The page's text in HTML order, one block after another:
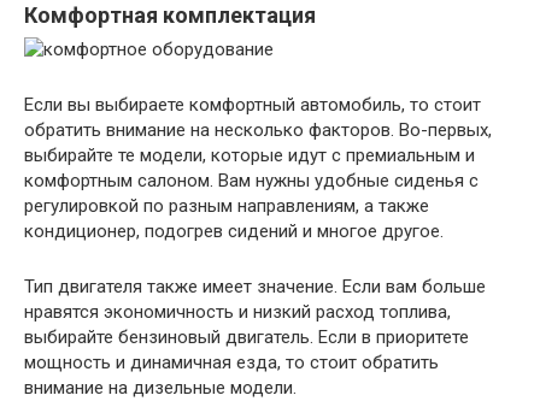
Комфортная комплектация
Если вы выбираете комфортный автомобиль, то стоит
обратить внимание на несколько факторов. Во-первых,
выбирайте те модели, которые идут с премиальным и
комфортным салоном. Вам нужны удобные сиденья с
регулировкой по разным направлениям, а также
кондиционер, подогрев сидений и многое другое.
Тип двигателя также имеет значение. Если вам больше
нравятся экономичность и низкий расход топлива,
выбирайте бензиновый двигатель. Если в приоритете
мощность и динамичная езда, то стоит обратить
внимание на дизельные модели.